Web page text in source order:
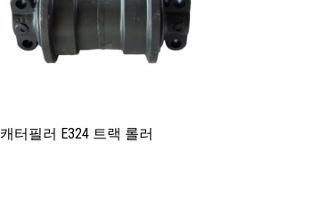
캐터필러 E324 트랙 롤러